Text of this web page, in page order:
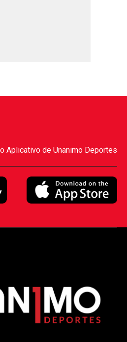
Aplicativo de Unanimo Deportes